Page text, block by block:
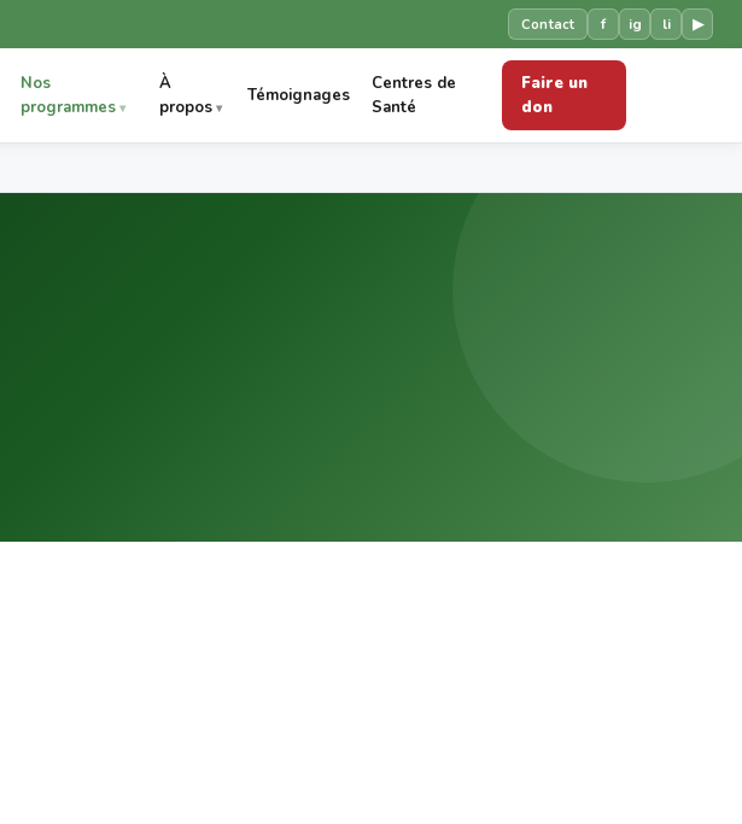
Contact f ig li ▶
Nos
programmes
À
propos
Témoignages
Centres de
Santé
Faire un
don